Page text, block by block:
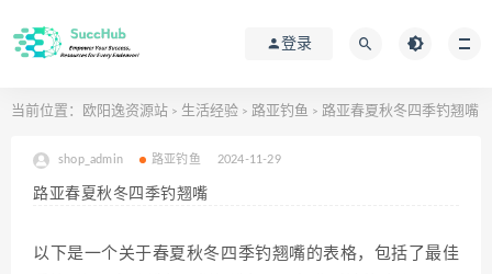
登录
当前位置： 欧阳逸资源站 > 生活经验 > 路亚钓鱼 > 路亚春夏秋冬四季钓翘嘴
shop_admin 路亚钓鱼 2024-11-29
路亚春夏秋冬四季钓翘嘴
以下是一个关于春夏秋冬四季钓翘嘴的表格，包括了最佳